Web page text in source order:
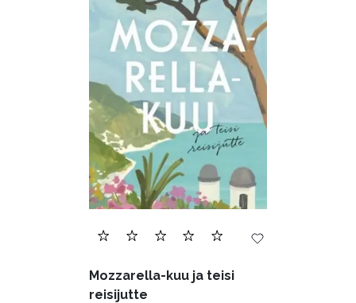
Mozzarella-kuu ja teisi
reisijutte